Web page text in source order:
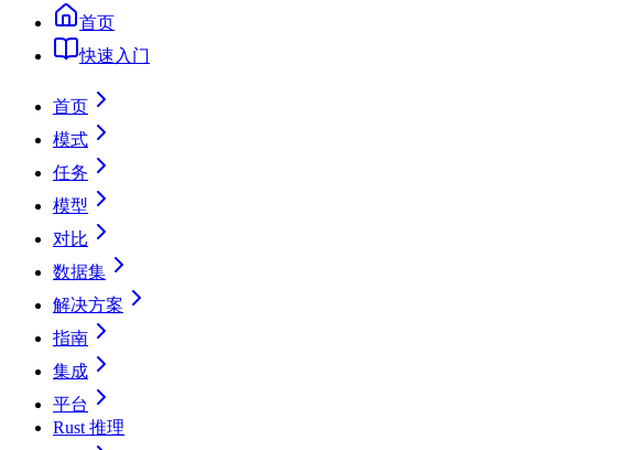
首页
快速入门
首页
模式
任务
模型
对比
数据集
解决方案
指南
集成
平台
Rust 推理